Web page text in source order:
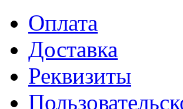
Оплата
Доставка
Реквизиты